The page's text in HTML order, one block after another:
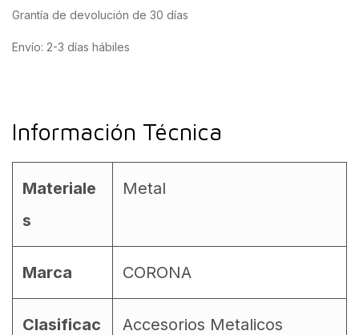
Grantía de devolución de 30 días
Envío: 2-3 días hábiles
Información Técnica
Materiale
s
Metal
Marca CORONA
Clasificac
Accesorios Metalicos